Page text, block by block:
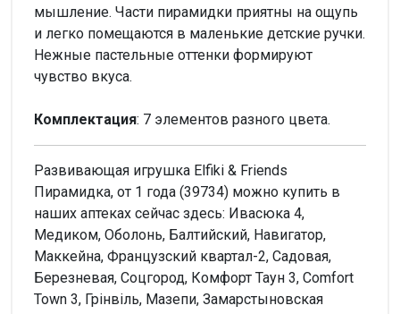
мышление. Части пирамидки приятны на ощупь
и легко помещаются в маленькие детские ручки.
Нежные пастельные оттенки формируют
чувство вкуса.
Комплектация: 7 элементов разного цвета.
Развивающая игрушка Elfiki & Friends
Пирамидка, от 1 года (39734) можно купить в
наших аптеках сейчас здесь: Ивасюка 4,
Медиком, Оболонь, Балтийский, Навигатор,
Маккейна, Французский квартал-2, Садовая,
Березневая, Соцгород, Комфорт Таун 3, Comfort
Town 3, Грінвіль, Мазепи, Замарстыновская